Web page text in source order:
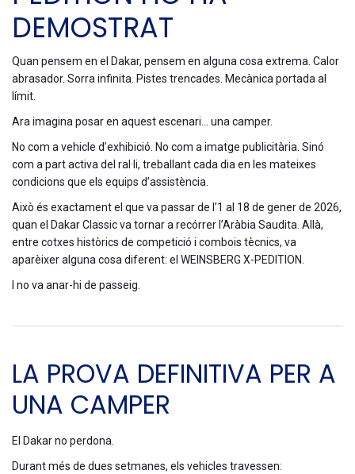
DEMOSTRAT
Quan pensem en el Dakar, pensem en alguna cosa extrema. Calor
abrasador. Sorra infinita. Pistes trencades. Mecànica portada al
límit.
Ara imagina posar en aquest escenari… una camper.
No com a vehicle d’exhibició. No com a imatge publicitària. Sinó
com a part activa del ral·li, treballant cada dia en les mateixes
condicions que els equips d’assistència.
Això és exactament el que va passar de l’1 al 18 de gener de 2026,
quan el Dakar Classicva tornar a recórrer l’Aràbia Saudita. Allà,
entre cotxes històrics de competició i combois tècnics, va
aparèixer alguna cosa diferent: el WEINSBERG X-PEDITION
I no va anar-hi de passeig.
LA PROVA DEFINITIVA PER A
UNA CAMPER
El Dakar no perdona.
Durant més de dues setmanes, els vehicles travessen: